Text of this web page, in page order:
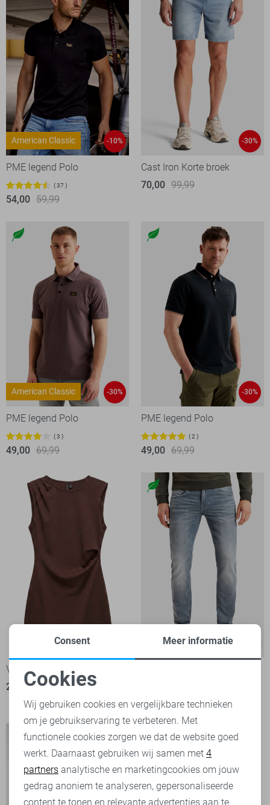
American Classic -10%
PME legend Polo
37
54,00 59,99
-30%
Cast Iron Korte broek
70,00 99,99
American Classic -30%
PME legend Polo
3
49,00 69,99
-30%
PME legend Polo
2
49,00 69,99
Vero Moda Jurk
20,00
39,99
Tailwheel
84,00 119,99
Noodzakelijke cookies
Personalisatie cookies
Analytische cookies
Marketing cookies
Consent Meer informatie
Cookies
Wij gebruiken cookies en vergelijkbare technieken
om je gebruikservaring te verbeteren. Met
functionele cookies zorgen we dat de website goed
werkt. Daarnaast gebruiken wij samen met 4
partners analytische en marketingcookies om jouw
gedrag anoniem te analyseren, gepersonaliseerde
content te tonen en relevante advertenties aan te